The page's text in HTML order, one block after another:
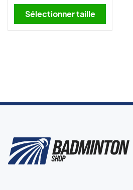
Sélectionner taille